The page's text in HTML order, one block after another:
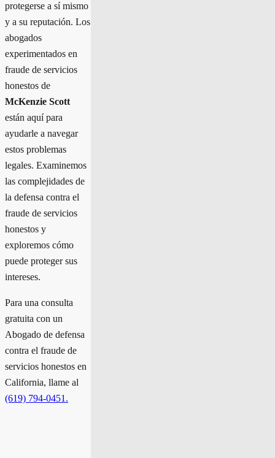
protegerse a sí mismo
y a su reputación. Los
abogados
experimentados en
fraude de servicios
honestos de
McKenzie Scott
están aquí para
ayudarle a navegar
estos problemas
legales. Examinemos
las complejidades de
la defensa contra el
fraude de servicios
honestos y
exploremos cómo
puede proteger sus
intereses.
Para una consulta
gratuita con un
Abogado de defensa
contra el fraude de
servicios honestos en
California, llame al
(619) 794-0451.